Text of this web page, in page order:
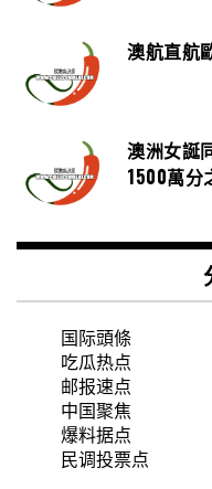
澳航直航
澳洲女誕
1500萬分
国际頭條
吃瓜热点
邮报速点
中国聚焦
爆料据点
民调投票点